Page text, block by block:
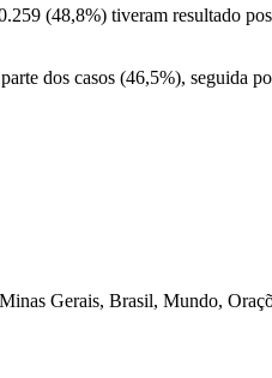
(48,8%) tiveram resultado
dos casos (46,5%),
Gerais, Brasil, Mundo,